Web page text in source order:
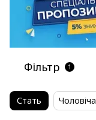
Фільтр 1
Стать Чоловіча